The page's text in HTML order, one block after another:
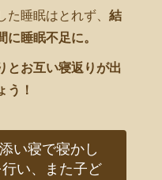
睡眠はとれず、 結
睡眠不足に。
とお互い寝返りが出
う！
い寝で寝かし
い、また子ど